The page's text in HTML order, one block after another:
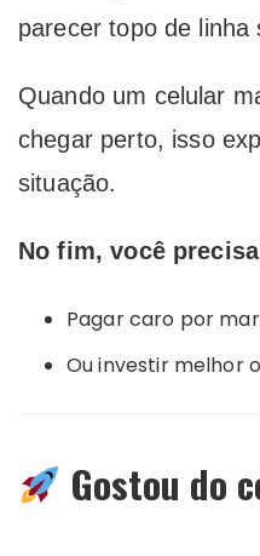
parecer topo de
Quando um celular
chegar perto, isso
situação.
No fim, você
Pagar caro por
Ou investir melhor
Gostou do